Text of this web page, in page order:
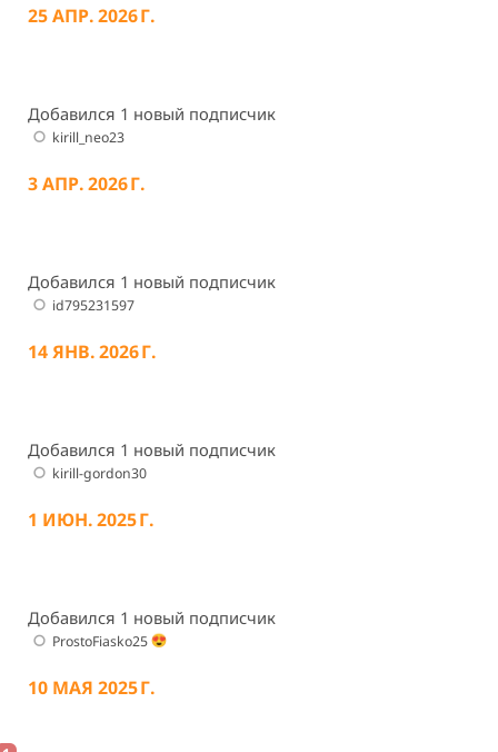
25 АПР. 2026 Г.
Добавился 1 новый подписчик
kirill_neo23
3 АПР. 2026 Г.
Добавился 1 новый подписчик
id795231597
14 ЯНВ. 2026 Г.
Добавился 1 новый подписчик
kirill-gordon30
1 ИЮН. 2025 Г.
Добавился 1 новый подписчик
ProstoFiasko25
10 МАЯ 2025 Г.